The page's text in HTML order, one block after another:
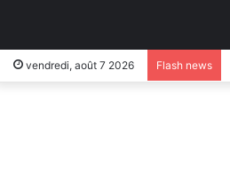
vendredi, août 7 2026 Flash news